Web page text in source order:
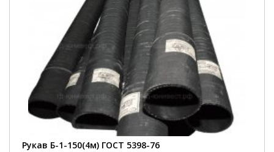
Рукав Б-1-150(4м) ГОСТ 5398-76
Умови покупки
від 1 шт
Колір рукава
чорний
Довжина рукава
4000 мм
Конструкція
армований ниткою та
металевою спіраллю
Діапазон робочих
температур
від -35 до +90 С
Відповідність
нормативному документу
ГОСТ 5398-76
Виробництво
Курськ